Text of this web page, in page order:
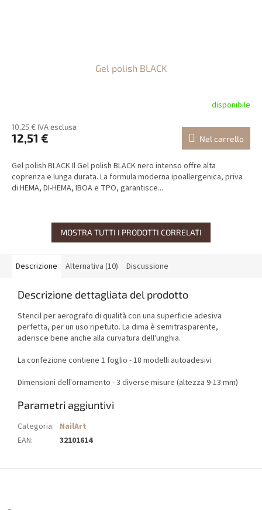
Gel polish BLACK
disponibile
10,25 € IVA esclusa
12,51 € Nel carrello
Gel polish BLACK Il Gel polish BLACK nero intenso offre alta
coprenza e lunga durata. La formula moderna ipoallergenica, priva
di HEMA, DI-HEMA, IBOA e TPO, garantisce...
MOSTRA TUTTI I PRODOTTI CORRELATI
Descrizione Alternativa (10) Discussione
Descrizione dettagliata del prodotto
Stencil per aerografo di qualità con una superficie adesiva
perfetta, per un uso ripetuto. La dima è semitrasparente,
aderisce bene anche alla curvatura dell'unghia.
La confezione contiene 1 foglio - 18 modelli autoadesivi
Dimensioni dell'ornamento - 3 diverse misure (altezza 9-13 mm)
Parametri aggiuntivi
Categoria: NailArt
EAN: 32101614